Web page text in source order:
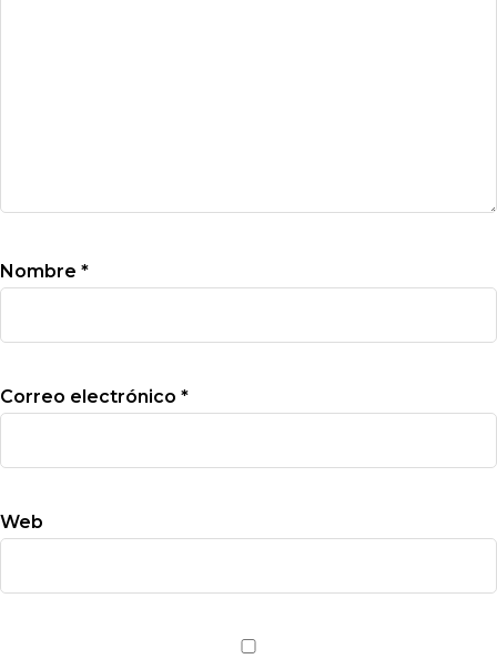
Nombre *
Correo electrónico *
Web